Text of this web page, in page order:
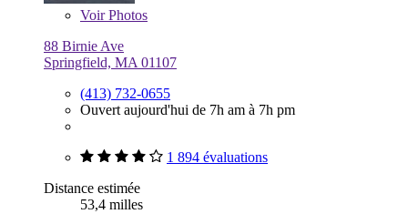
VoirPhotos
88 Birnie Ave
Springfield, MA 01107
(413) 732-0655
Ouvert aujourd'hui de 7h am à 7h pm
1 894 évaluations
Distance estimée
53,4 milles